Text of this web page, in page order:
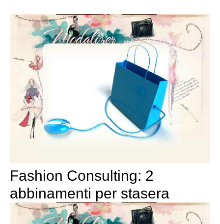
Fashion Consulting: 2
abbinamenti per stasera